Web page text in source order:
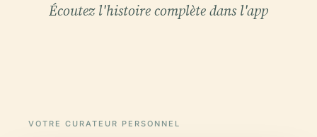
Écoutez l'histoire complète dans l'app
VOTRE CURATEUR PERSONNEL